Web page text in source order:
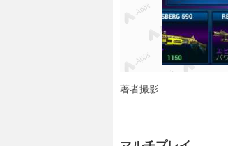
著者撮影